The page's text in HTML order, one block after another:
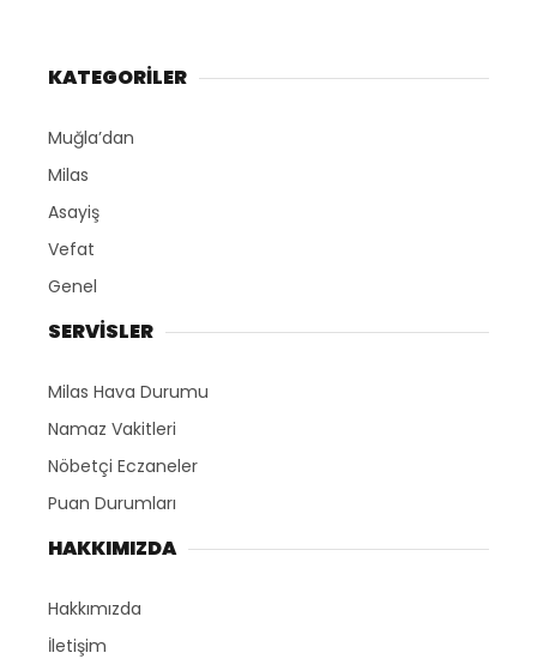
KATEGORİLER
Muğla’dan
Milas
Asayiş
Vefat
Genel
SERVİSLER
Milas Hava Durumu
Namaz Vakitleri
Nöbetçi Eczaneler
Puan Durumları
HAKKIMIZDA
Hakkımızda
İletişim